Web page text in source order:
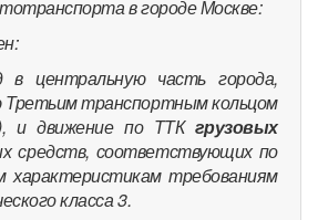
в городе Москве:
в центральную часть города,
Третьим транспортным кольцом
и движение по ТТК грузовых
средств, соответствующих по
характеристикам требованиям
класса 3.